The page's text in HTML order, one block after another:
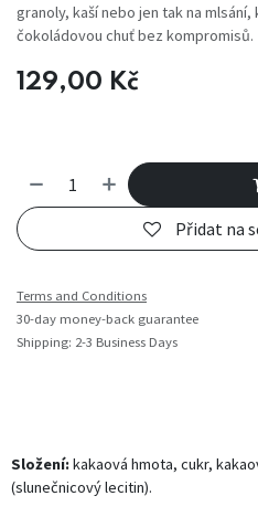
granoly, kaší nebo jen tak na
čokoládovou chuť bez kompromisů.
129,00 Kč
Přidat na
Terms and Conditions
30-day money-back guarantee
Shipping: 2-3 Business Days
Složení:kakaová hmota, cukr,
(slunečnicový lecitin).